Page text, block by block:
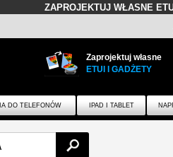
ZAPROJEKTUJ WŁASNE
Zaprojektuj własne
ETUI I GADŻETY
DO TELEFONÓW IPAD I TABLET